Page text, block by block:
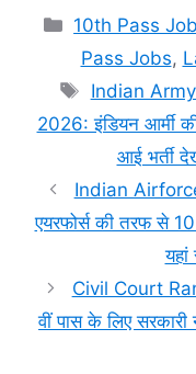
Categories
10th Pass
Pass Jobs,
Tags
Indian
2026: इंडियन आर्मी
आई भर्ती
Indian
एयरफोर्स की तरफ से
Civil Court
वीं पास के लिए